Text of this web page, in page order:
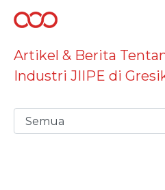
Artikel & Berita
Industri JIIPE di